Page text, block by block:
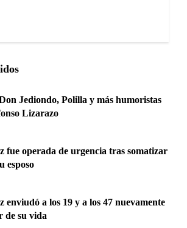
Jediondo, Polilla y más humoristas
Lizarazo
fue operada de urgencia tras somatizar
esposo
enviudó a los 19 y a los 47 nuevamente
de su vida